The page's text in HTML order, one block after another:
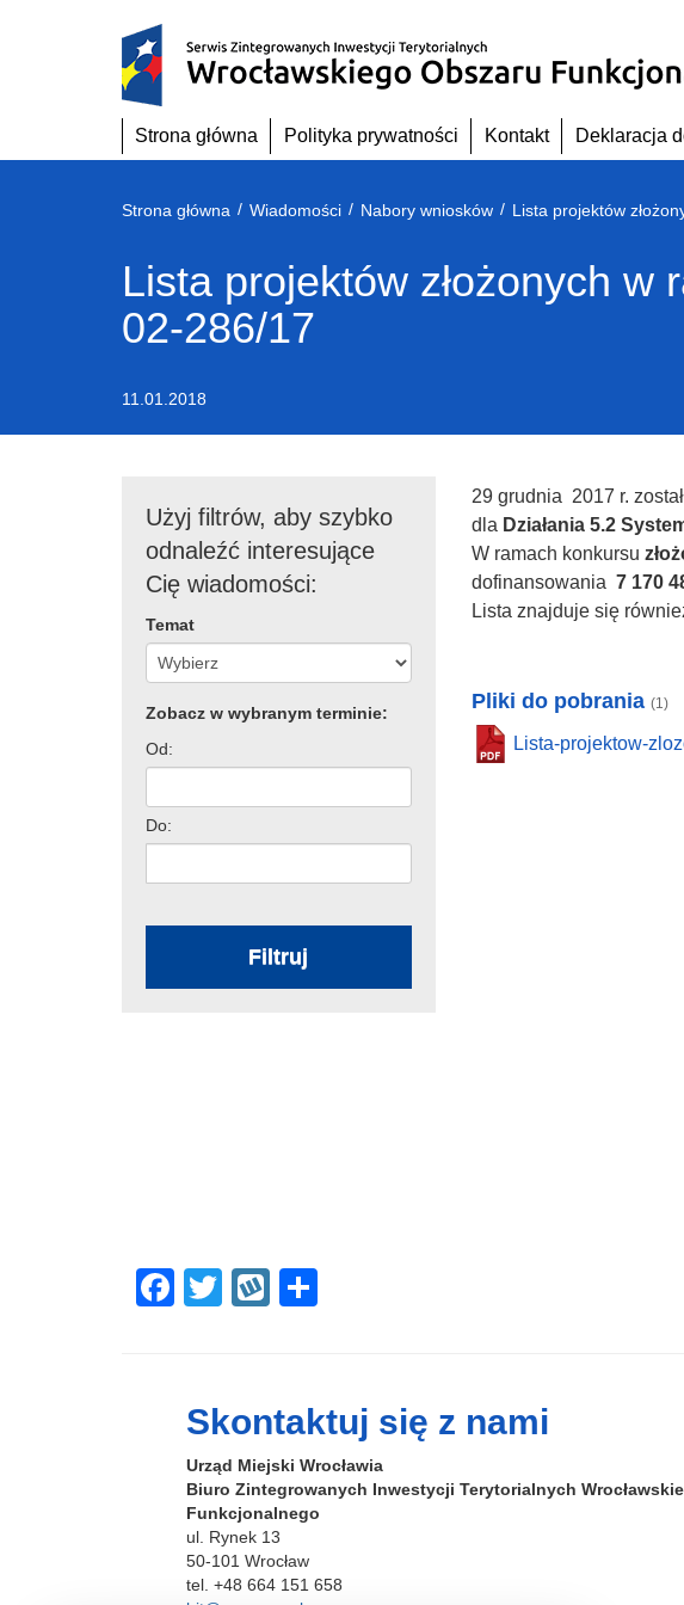
Strona główna Polityka prywatności Kontakt Deklaracja
Strona główna / Wiadomości / Nabory wniosków /
Lista projektów złożonych
02-286/17
11.01.2018
Użyj filtrów, aby szybko
odnaleźć interesujące
Cię wiadomości:
Temat
Zobacz w wybranym terminie:
Od:
Do:
Filtruj
29 grudnia 2017 r.
dla Działania 5.2
W ramach konkursu
dofinansowania 7 170
Lista znajduje się
F
e
b
o
o
k
T
W
p
e
Pliki do pobrania (1)
Lista-projektow-
Skontaktuj się z nami
Urząd Miejski Wrocławia
Biuro Zintegrowanych Inwestycji Terytorialnych
Funkcjonalnego
ul. Rynek 13
50-101 Wrocław
tel. +48 664 151 658